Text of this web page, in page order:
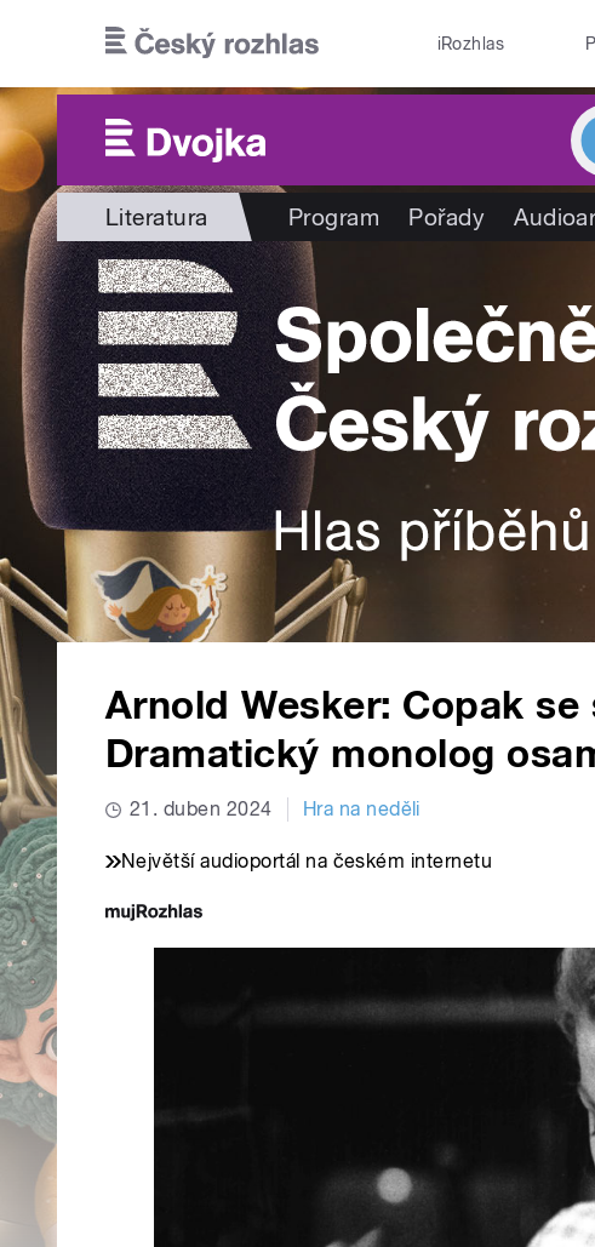
iRozhlas
Literatura Program Pořady
Arnold Wesker: Copak
Dramatický monolog
21. duben 2024 Hra na neděli
Největší audioportál na českém internetu